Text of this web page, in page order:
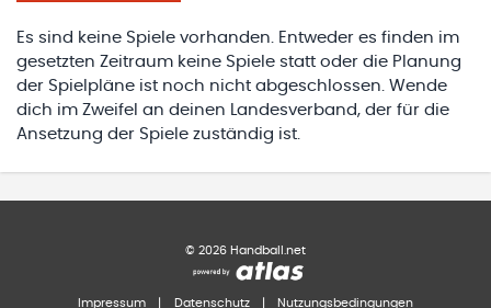
Es sind keine Spiele vorhanden. Entweder es finden im
gesetzten Zeitraum keine Spiele statt oder die Planung
der Spielpläne ist noch nicht abgeschlossen. Wende
dich im Zweifel an deinen Landesverband, der für die
Ansetzung der Spiele zuständig ist.
© 2026 Handball.net
Impressum Datenschutz Nutzungsbedingungen